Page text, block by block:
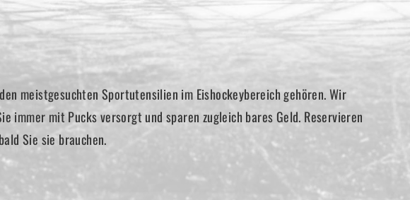
meistgesuchten Sportutensilien im Eishockeybereich gehören. Wir
immer mit Pucks versorgt und sparen zugleich bares Geld. Reservieren
Sie sie brauchen.